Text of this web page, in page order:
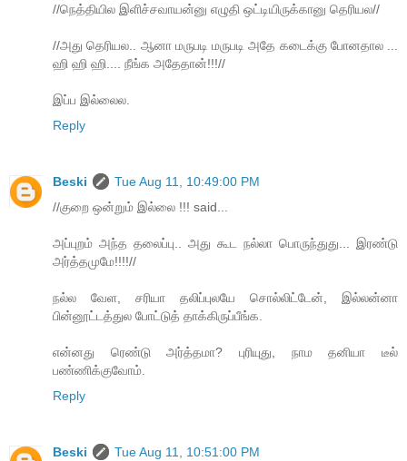
//நெத்தியில இளிச்சவாயன்னு எழுதி ஒட்டியிருக்கானு தெரியல//
//அது தெரியல.. ஆனா மருபடி மருபடி அதே கடைக்கு போனதால ...
ஹி ஹி ஹி.... நீங்க அதேதான்!!!//
இப்ப இல்லைல.
Reply
Beski
Tue Aug 11, 10:49:00 PM
//குறை ஒன்றும் இல்லை !!! said...
அப்புறம் அந்த தலைப்பு.. அது கூட நல்லா பொருந்துது... இரண்டு
அர்த்தமுமே!!!!//
நல்ல வேள, சரியா தலிப்புலயே சொல்லிட்டேன், இல்லன்னா
பின்னூட்டத்துல போட்டுத் தாக்கிருப்பீங்க.
என்னது ரெண்டு அர்த்தமா? புரியுது, நாம தனியா டீல்
பண்ணிக்குவோம்.
Reply
Beski
Tue Aug 11, 10:51:00 PM